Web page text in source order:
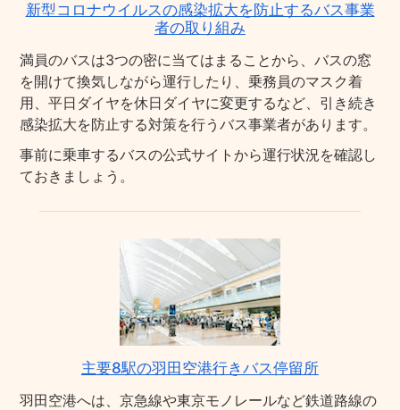
新型コロナウイルスの感染拡大を防止するバス事業
者の取り組み
満員のバスは3つの密に当てはまることから、バスの窓
を開けて換気しながら運行したり、乗務員のマスク着
用、平日ダイヤを休日ダイヤに変更するなど、引き続き
感染拡大を防止する対策を行うバス事業者があります。
事前に乗車するバスの公式サイトから運行状況を確認し
ておきましょう。
主要8駅の羽田空港行きバス停留所
羽田空港へは、京急線や東京モノレールなど鉄道路線の